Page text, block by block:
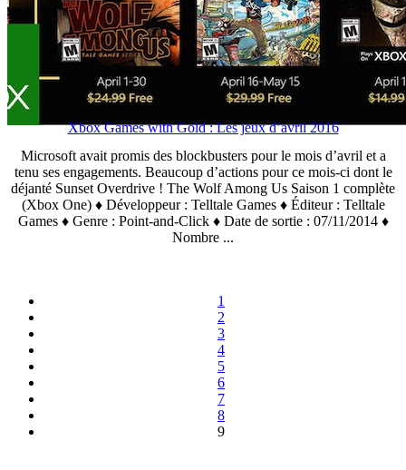
Xbox Games with Gold : Les jeux d’avril 2016
Microsoft avait promis des blockbusters pour le mois d’avril et a
tenu ses engagements. Beaucoup d’actions pour ce mois-ci dont le
déjanté Sunset Overdrive ! The Wolf Among Us Saison 1 complète
(Xbox One) ♦ Développeur : Telltale Games ♦ Éditeur : Telltale
Games ♦ Genre : Point-and-Click ♦ Date de sortie : 07/11/2014 ♦
Nombre ...
1
2
3
4
5
6
7
8
9